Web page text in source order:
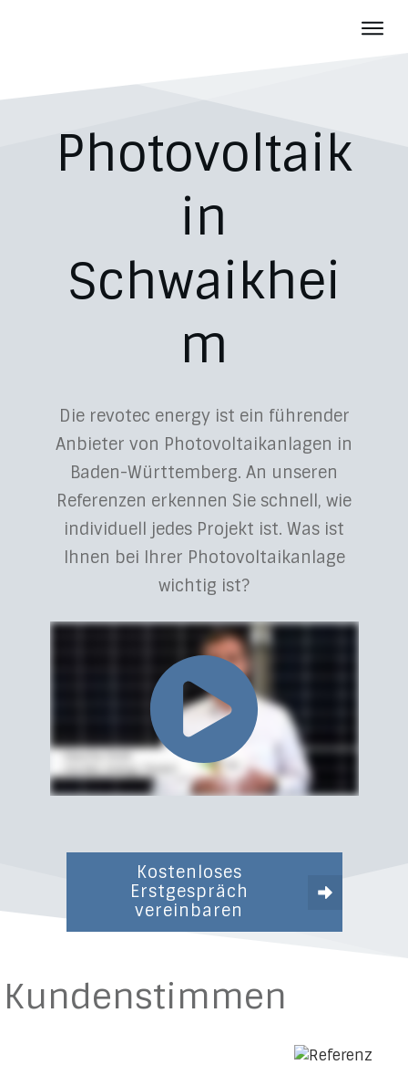
Photovoltaik
in
Schwaikhei
m
Die revotec energy ist ein führender
Anbieter von Photovoltaikanlagen in
Baden-Württemberg. An unseren
Referenzen erkennen Sie schnell, wie
individuell jedes Projekt ist. Was ist
Ihnen bei Ihrer Photovoltaikanlage
wichtig ist?
Kostenloses
Erstgespräch
vereinbaren
Kundenstimmen